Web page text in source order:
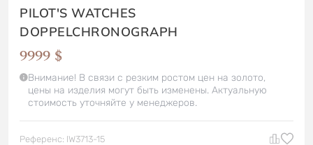
PILOT'S WATCHES
DOPPELCHRONOGRAPH
9999 $
Внимание! В связи с резким ростом цен на золото,
цены на изделия могут быть изменены. Актуальную
стоимость уточняйте у менеджеров.
Референс: IW3713-15